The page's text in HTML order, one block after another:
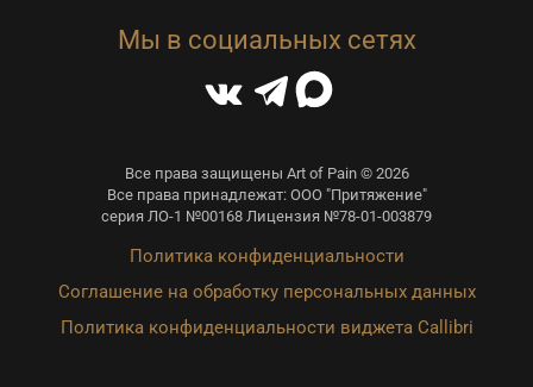
Мы в социальных сетях
Все права защищены Art of Pain © 2026
Все права принадлежат: ООО "Притяжение"
серия ЛО-1 №00168 Лицензия №78-01-003879
Политика конфиденциальности
Соглашение на обработку персональных данных
Политика конфиденциальности виджета Callibri